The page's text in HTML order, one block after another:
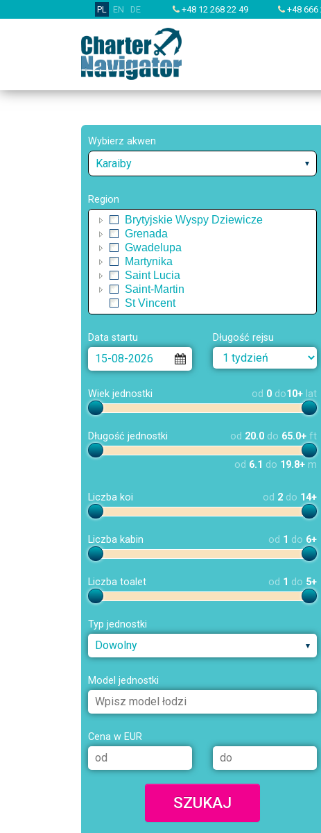
PL EN DE +48 12 268 22 49 +48 666
Wybierz akwen
Karaiby
Region
Brytyjskie Wyspy Dziewicze
Grenada
Gwadelupa
Martynika
Saint Lucia
Saint-Martin
St Vincent
Data startu Długość rejsu
Wiek jednostki od 0 do10+ lat
Długość jednostki od 20.0 do 65.0+ ft
od 6.1 do 19.8+ m
Liczba koi od 2 do 14+
Liczba kabin od 1 do 6+
Liczba toalet od 1 do 5+
Typ jednostki
Dowolny
Model jednostki
Cena w EUR
SZUKAJ